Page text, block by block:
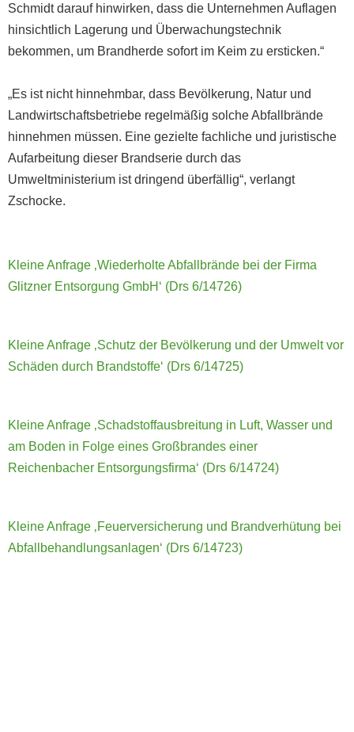
Schmidt darauf hinwirken, dass die Unternehmen Auflagen
hinsichtlich Lagerung und Überwachungstechnik
bekommen, um Brandherde sofort im Keim zu ersticken.“
„Es ist nicht hinnehmbar, dass Bevölkerung, Natur und
Landwirtschaftsbetriebe regelmäßig solche Abfallbrände
hinnehmen müssen. Eine gezielte fachliche und juristische
Aufarbeitung dieser Brandserie durch das
Umweltministerium ist dringend überfällig“, verlangt
Zschocke.
Kleine Anfrage ‚Wiederholte Abfallbrände bei der Firma
Glitzner Entsorgung GmbH‘ (Drs 6/14726)
Kleine Anfrage ‚Schutz der Bevölkerung und der Umwelt vor
Schäden durch Brandstoffe‘ (Drs 6/14725)
Kleine Anfrage ‚Schadstoffausbreitung in Luft, Wasser und
am Boden in Folge eines Großbrandes einer
Reichenbacher Entsorgungsfirma‘ (Drs 6/14724)
Kleine Anfrage ‚Feuerversicherung und Brandverhütung bei
Abfallbehandlungsanlagen‘ (Drs 6/14723)